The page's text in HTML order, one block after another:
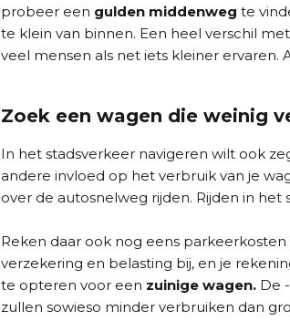
probeer een gulden middenweg te
te klein van binnen. Een heel verschil
veel mensen als net iets kleiner ervaren.
Zoek een wagen die weinig
In het stadsverkeer navigeren wilt ook
andere invloed op het verbruik van je
over de autosnelweg rijden. Rijden in
Reken daar ook nog eens
verzekering en belasting bij, en je
te opteren voor een zuinige wagen. De
zullen sowieso minder verbruiken dan